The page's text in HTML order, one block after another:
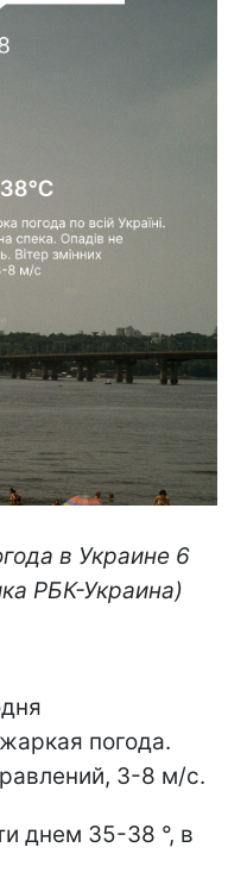
в Украине 6
РБК-Украина)
погода.
3-8 м/с.
днем 35-38 °, в